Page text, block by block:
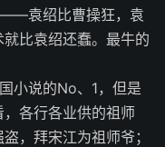
——袁绍比曹操狂，袁
比袁绍还蠢。最牛的
小说的No、1，但是
各行各业供的祖师
，拜宋江为祖师爷；